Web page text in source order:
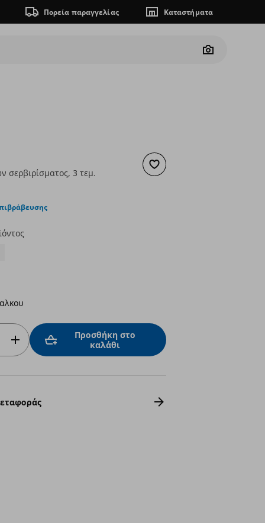
Πορεία παραγγελίας Καταστήματα
Camera
Προσθήκη στα αγαπημένα
σερβιρίσματος, 3 τεμ.
Προσθήκη στο
καλάθι